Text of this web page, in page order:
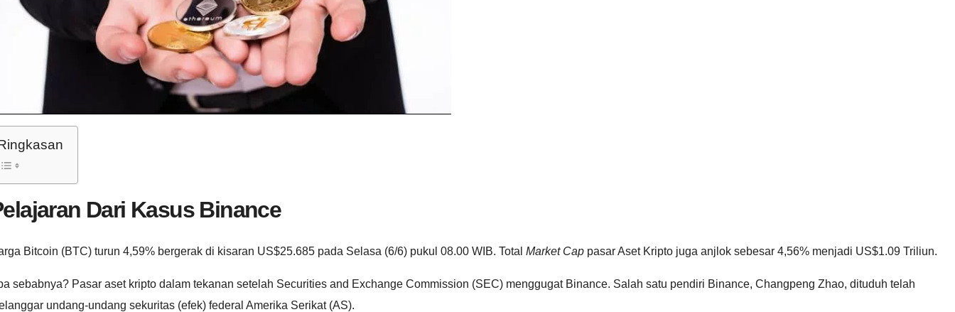
Dari Kasus Binance
Bitcoin (BTC) turun 4,59% bergerak di kisaran US$25.685 pada Selasa (6/6) pukul 08.00 WIB. Total Market Cap pasar Aset Kripto juga anjlok sebesar 4,56% menjadi US$1.09 Triliun.
sebabnya? Pasar aset kripto dalam tekanan setelah Securities and Exchange Commission (SEC) menggugat Binance. Salah satu pendiri Binance, Changpeng Zhao, dituduh telah
undang-undang sekuritas (efek) federal Amerika Serikat (AS).